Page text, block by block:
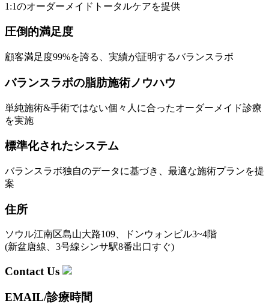
1:1のオーダーメイドトータルケアを提供
圧倒的満足度
顧客満足度99%を誇る、実績が証明するバランスラボ
バランスラボの脂肪施術ノウハウ
単純施術&手術ではない個々人に合ったオーダーメイド診療
を実施
標準化されたシステム
バランスラボ独自のデータに基づき、最適な施術プランを提
案
住所
ソウル江南区島山大路109、ドンウォンビル3~4階
(新盆唐線、 3号線シンサ駅8番出口すぐ)
Contact Us
EMAIL/診療時間